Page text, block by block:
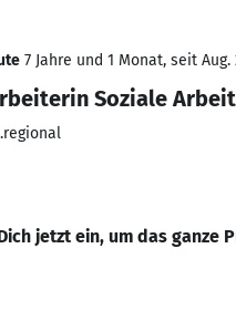
7 Jahre und 1 Monat, seit Aug.
Soziale Arbeit
jetzt ein, um das ganze